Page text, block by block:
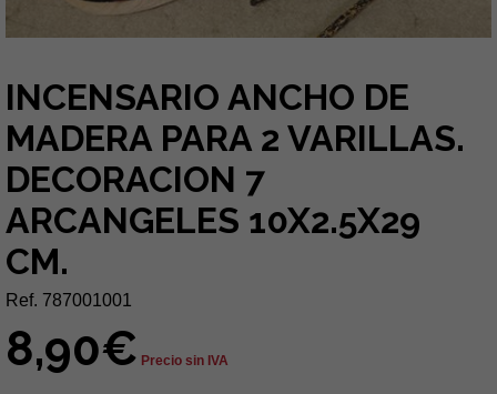
INCENSARIO ANCHO DE
MADERA PARA 2 VARILLAS.
DECORACION 7
ARCANGELES 10X2.5X29
CM.
Ref. 787001001
8,90€ Precio sin IVA